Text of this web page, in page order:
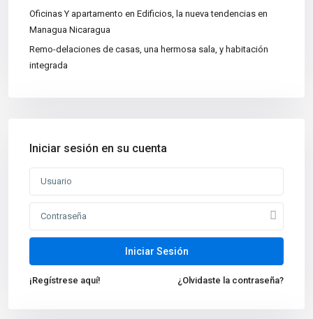
Oficinas Y apartamento en Edificios, la nueva tendencias en
Managua Nicaragua
Remo-delaciones de casas, una hermosa sala, y habitación
integrada
Iniciar sesión en su cuenta
Iniciar Sesión
¡Regístrese aquí! ¿Olvidaste la contraseña?
Apartamentos(15)
Bodegas(3)
Casa|Quinta
Edificios(4)
Lotes y Terrenos(65)
Venta de Casa de Lujo en
Managua, N...